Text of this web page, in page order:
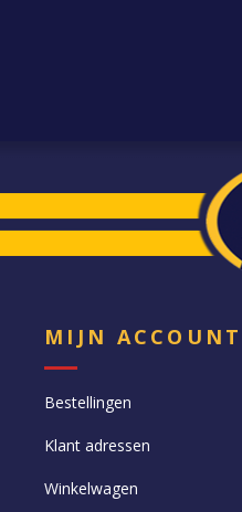
MIJN ACCOUNT
Bestellingen
Klant adressen
Winkelwagen